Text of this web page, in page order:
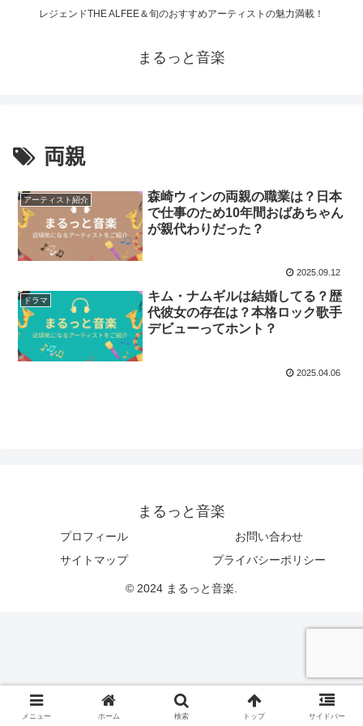
レジェンドTHE ALFEE＆旬のおすすめアーティストの魅力満載！
まるっと音楽
両親
アーティスト紹介
森崎ウィンの両親の職業は？日本
で仕事のため10年間おばあちゃん
が親代わりだった？
2025.09.12
ドラマ
キム・ナムギルは結婚してる？歴
代彼女の存在は？本格ロック歌手
デビューってホント？
2025.04.06
まるっと音楽
プロフィール
お問い合わせ
サイトマップ
プライバシーポリシー
© 2024 まるっと音楽.
メニュー ホーム 検索 トップ サイドバー